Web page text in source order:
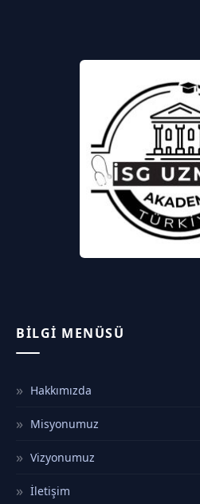
BILGI MENÜSÜ
Hakkımızda
Misyonumuz
Vizyonumuz
İletişim